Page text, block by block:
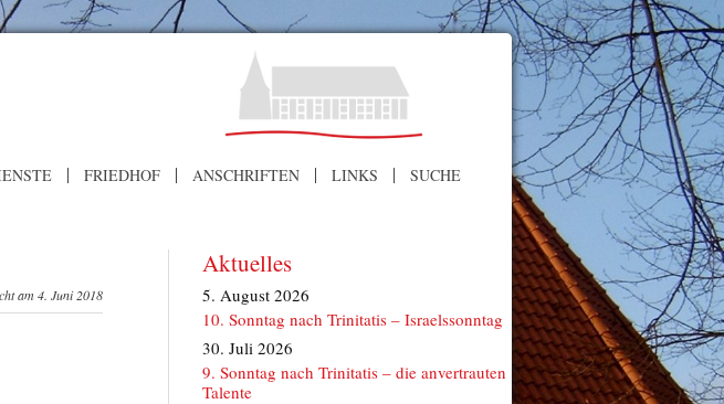
FRIEDHOF ANSCHRIFTEN LINKS SUCHE
am 4. Juni 2018
Aktuelles
5. August 2026
10. Sonntag nach Trinitatis – Israelssonntag
30. Juli 2026
9. Sonntag nach Trinitatis – die anvertrauten
Talente